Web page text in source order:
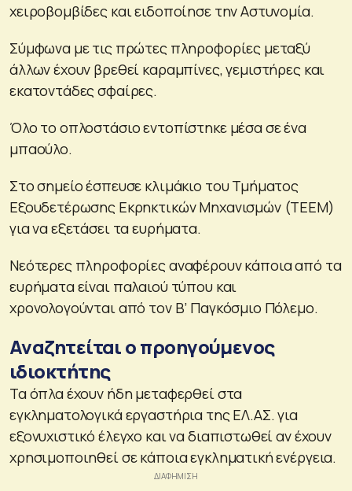
χειροβομβίδες και ειδοποίησε την Αστυνομία.
Σύμφωνα με τις πρώτες πληροφορίες μεταξύ
άλλων έχουν βρεθεί καραμπίνες, γεμιστήρες και
εκατοντάδες σφαίρες.
Όλο το οπλοστάσιο εντοπίστηκε μέσα σε ένα
μπαούλο.
Στο σημείο έσπευσε κλιμάκιο του Τμήματος
Εξουδετέρωσης Εκρηκτικών Μηχανισμών (ΤΕΕΜ)
για να εξετάσει τα ευρήματα.
Νεότερες πληροφορίες αναφέρουν κάποια από τα
ευρήματα είναι παλαιού τύπου και
χρονολογούνται από τον Β’ Παγκόσμιο Πόλεμο.
Αναζητείται ο προηγούμενος
ιδιοκτήτης
Τα όπλα έχουν ήδη μεταφερθεί στα
εγκληματολογικά εργαστήρια της ΕΛ.ΑΣ. για
εξονυχιστικό έλεγχο και να διαπιστωθεί αν έχουν
χρησιμοποιηθεί σε κάποια εγκληματική ενέργεια.